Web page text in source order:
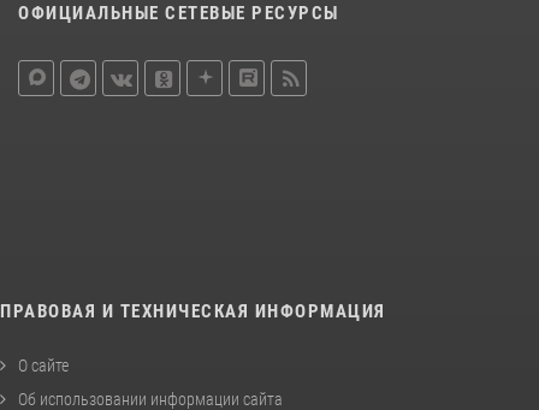
ОФИЦИАЛЬНЫЕ СЕТЕВЫЕ РЕСУРСЫ
ПРАВОВАЯ И ТЕХНИЧЕСКАЯ ИНФОРМАЦИЯ
О сайте
Об использовании информации сайта